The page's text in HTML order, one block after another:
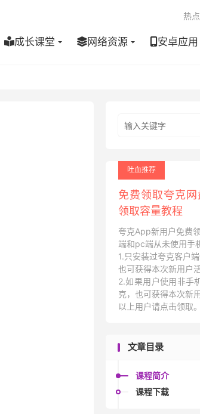
成长课堂 网络资源 安卓应用
热
吐血推荐
免费领取夸克
领取容量教程
夸克App新用户免费
端和pc端从未使用手
1.只安装过夸克客户
也可获得本次新用户
2.如果用户使用非手
克，也可获得本次新
以上用户请点击领取。
文章目录
课程简介
课程下载